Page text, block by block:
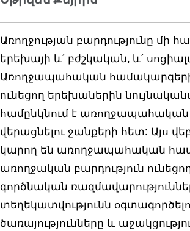
Առողջության բարդությունը մի
երեխայի և՛ բժշկական, և՛
Առողջապահական
ունեցող երեխաներին
համընկնում է առողջապահական
վերացնելու ջանքերի հետ: Այս
կարող են առողջապահական
առողջական բարդություն
գործնական
տեղեկատվությունն
ծառայությունները և